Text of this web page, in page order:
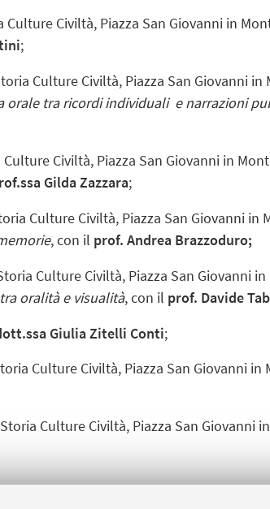
Civiltà, Piazza San Giovanni in
;
Culture Civiltà, Piazza San Giovanni in
tra ricordi individuali e narrazioni
Civiltà, Piazza San Giovanni in
Gilda Zazzara;
Culture Civiltà, Piazza San Giovanni in
, con il prof.Andrea Brazzoduro;
Culture Civiltà, Piazza San Giovanni
oralità e visualità, con il prof. Davide
Giulia Zitelli Conti;
Culture Civiltà, Piazza San Giovanni in
Culture Civiltà, Piazza San Giovanni